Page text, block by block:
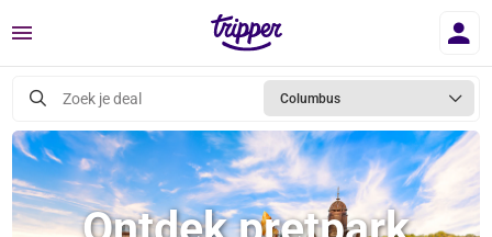
Menu
Zoek je deal Columbus